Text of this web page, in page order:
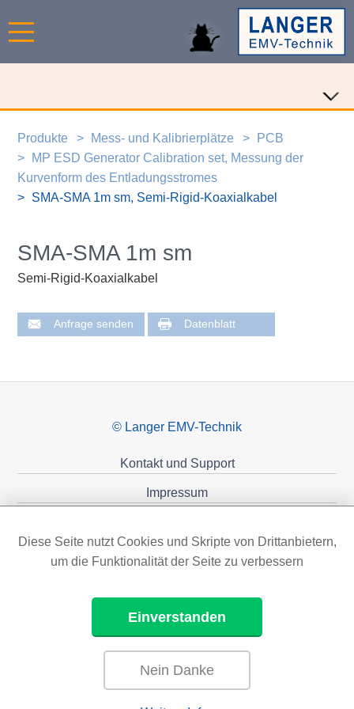
Produkte Mess- und Kalibrierplätze
PCB
MP ESD Generator Calibration set, Messung der
Kurvenform des Entladungsstromes
SMA-SMA 1m sm, Semi-Rigid-Koaxialkabel
SMA-SMA 1m sm
Semi-Rigid-Koaxialkabel
Anfrage senden Datenblatt
© Langer EMV-Technik
Kontakt und Support
Impressum
Diese Seite nutzt Cookies und Skripte von Drittanbietern,
um die Funktionalität der Seite zu verbessern
Einverstanden
Nein Danke